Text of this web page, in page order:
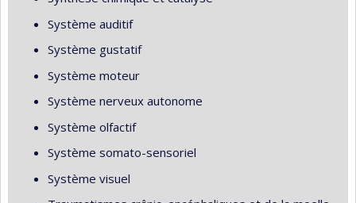
Système auditif
Système gustatif
Système moteur
Système nerveux autonome
Système olfactif
Système somato-sensoriel
Système visuel